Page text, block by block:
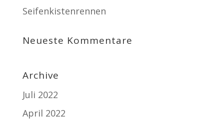
Seifenkistenrennen
Neueste Kommentare
Archive
Juli 2022
April 2022